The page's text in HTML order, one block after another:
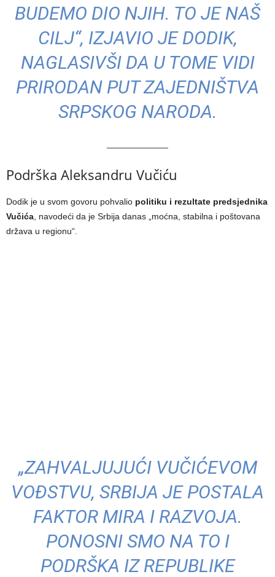
BUDEMO DIO NJIH. TO JE NAŠ
CILJ“, IZJAVIO JE DODIK,
NAGLASIVŠI DA U TOME VIDI
PRIRODAN PUT ZAJEDNIŠTVA
SRPSKOG NARODA.
Podrška Aleksandru Vučiću
Dodik je u svom govoru pohvalio politiku i rezultate predsjednika
Vučića , navodeći da je Srbija danas „moćna, stabilna i poštovana
država u regionu“.
„ZAHVALJUJUĆI VUČIĆEVOM
VOĐSTVU, SRBIJA JE POSTALA
FAKTOR MIRA I RAZVOJA.
PONOSNI SMO NA TO I
PODRŠKA IZ REPUBLIKE